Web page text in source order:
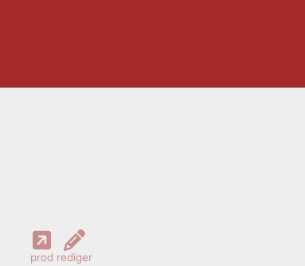
prod rediger